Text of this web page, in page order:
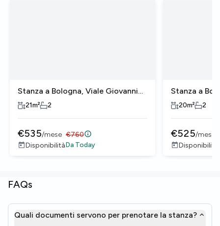
Stanza a Bologna, Viale Giovanni
Vicini
21m² 2
€535/mese €760
DisponibilitàDa Today
Stanza a
Vicini
20m² 2
€525/mese
Disponibilità
FAQs
Quali documenti servono per prenotare la stanza?